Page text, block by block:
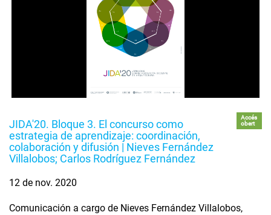
JIDA'20. Bloque 3. El concurso como
estrategia de aprendizaje: coordinación,
colaboración y difusión | Nieves Fernández
Villalobos; Carlos Rodríguez Fernández
Accés
obert
12 de nov. 2020
Comunicación a cargo de Nieves Fernández Villalobos,